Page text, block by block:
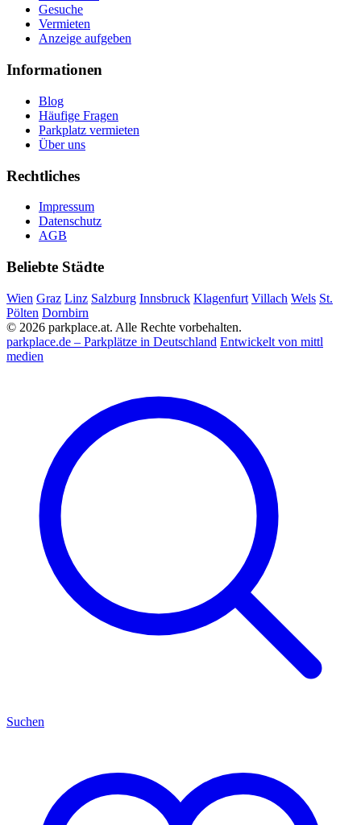
Gesuche
Vermieten
Anzeige aufgeben
Informationen
Blog
Häufige Fragen
Parkplatz vermieten
Über uns
Rechtliches
Impressum
Datenschutz
AGB
Beliebte Städte
Wien Graz Linz Salzburg Innsbruck Klagenfurt Villach Wels St.
Pölten Dornbirn
© 2026 parkplace.at. Alle Rechte vorbehalten.
parkplace.de – Parkplätze in Deutschland Entwickelt von mittl
medien
Suchen